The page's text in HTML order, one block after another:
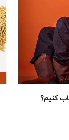
کنیم؟